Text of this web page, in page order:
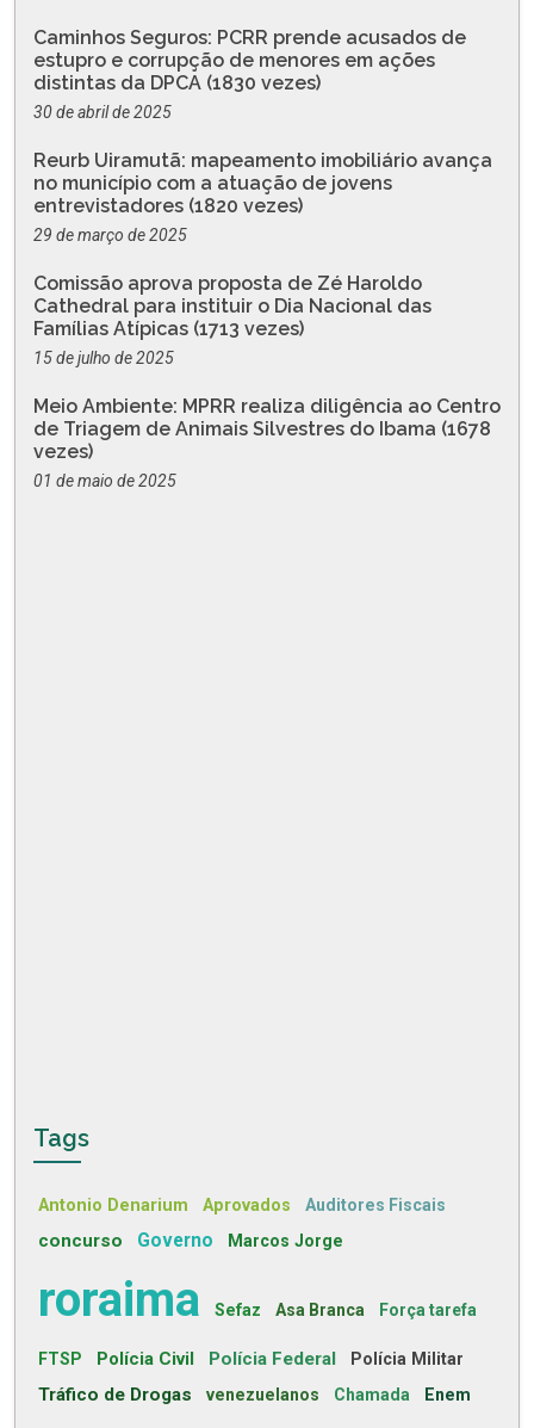
Caminhos Seguros: PCRR prende acusados de
estupro e corrupção de menores em ações
distintas da DPCA (1830 vezes)
30 de abril de 2025
Reurb Uiramutã: mapeamento imobiliário avança
no município com a atuação de jovens
entrevistadores (1820 vezes)
29 de março de 2025
Comissão aprova proposta de Zé Haroldo
Cathedral para instituir o Dia Nacional das
Famílias Atípicas (1713 vezes)
15 de julho de 2025
Meio Ambiente: MPRR realiza diligência ao Centro
de Triagem de Animais Silvestres do Ibama (1678
vezes)
01 de maio de 2025
Tags
Antonio Denarium Aprovados Auditores Fiscais
concurso Governo Marcos Jorge
roraima Sefaz Asa Branca Força tarefa
FTSP Polícia Civil Polícia Federal Polícia Militar
Tráfico de Drogas venezuelanos Chamada Enem